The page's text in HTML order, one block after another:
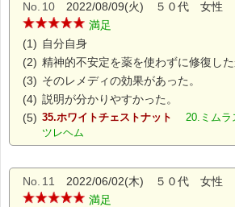
No. 10 2022/08/09(火) ５０代 女性
満足
(1) 自分自身
(2) 精神的不安定を薬を使わずに修復した
(3) そのレメディの効果があった。
(4) 説明が分かりやすかった。
(5) 35.ホワイトチェストナット
20.ミム
ツレヘム
No. 11
2022/06/02(木) ５０代 女性
満足